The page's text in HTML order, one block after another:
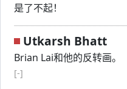
是了不起！
Utkarsh Bhatt
Brian Lai和他的反转画。
[-]